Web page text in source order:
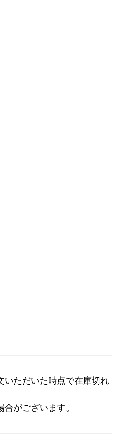
いただいた時点で在庫切れ
がございます。